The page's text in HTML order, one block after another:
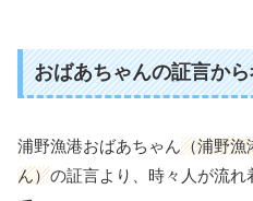
おばあちゃんの証言か
浦野漁港おばあちゃん（浦野漁
ん）の証言より、時々人が流